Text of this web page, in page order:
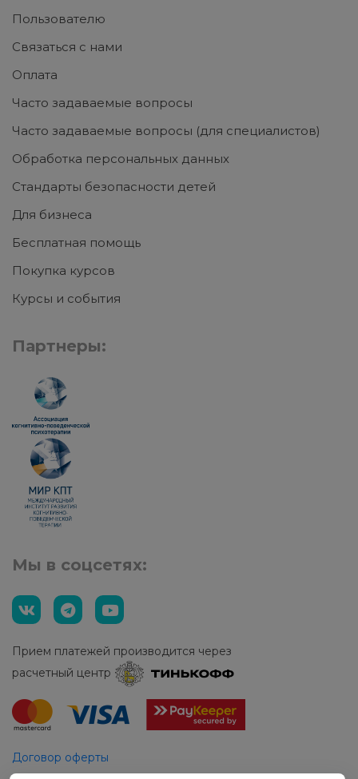
Пользователю
Связаться с нами
Оплата
Часто задаваемые вопросы
Часто задаваемые вопросы (для специалистов)
Обработка персональных данных
Стандарты безопасности детей
Для бизнеса
Бесплатная помощь
Покупка курсов
Курсы и события
Партнеры:
Мы в соцсетях:
Прием платежей производится через
расчетный центр
Договор оферты